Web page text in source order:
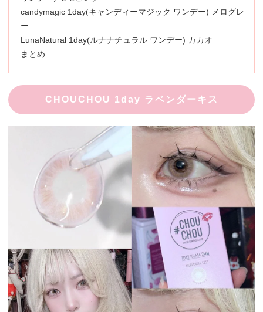
candymagic 1day(キャンディーマジック ワンデー) メログレ
ー
LunaNatural 1day(ルナナチュラル ワンデー) カカオ
まとめ
CHOUCHOU 1day ラベンダーキス